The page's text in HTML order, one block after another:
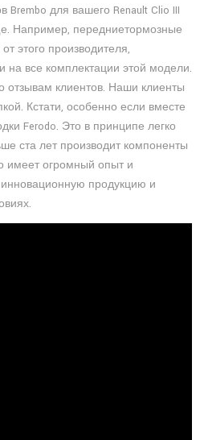
для вашего Renault Clio III
Например, передниетормозные
этого производителя,
на все комплектации этой модели.
отзывам клиентов. Наши клиенты
Кстати, особенно если вместе
Ferodo. Это в принципе легко
ста лет производит компоненты
имеет огромный опыт и
продукцию и